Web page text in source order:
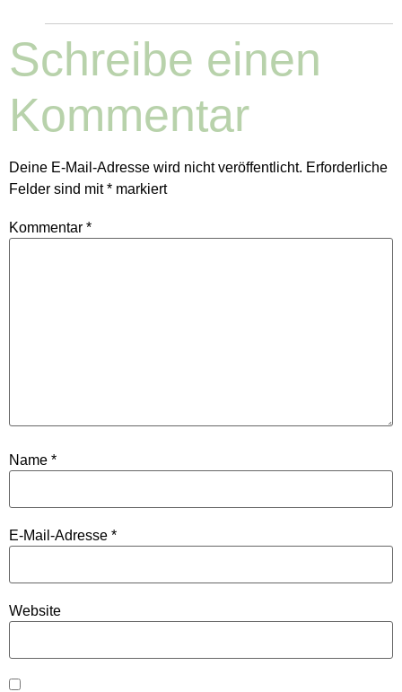
Schreibe einen
Kommentar
Deine E-Mail-Adresse wird nicht veröffentlicht. Erforderliche
Felder sind mit* markiert
Kommentar *
Name *
E-Mail-Adresse *
Website